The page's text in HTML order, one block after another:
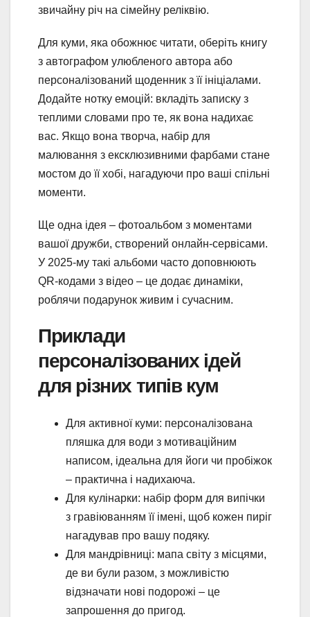
звичайну річ на сімейну реліквію.
Для куми, яка обожнює читати, оберіть книгу
з автографом улюбленого автора або
персоналізований щоденник з її ініціалами.
Додайте нотку емоцій: вкладіть записку з
теплими словами про те, як вона надихає
вас. Якщо вона творча, набір для
малювання з ексклюзивними фарбами стане
мостом до її хобі, нагадуючи про ваші спільні
моменти.
Ще одна ідея – фотоальбом з моментами
вашої дружби, створений онлайн-сервісами.
У 2025-му такі альбоми часто доповнюють
QR-кодами з відео – це додає динаміки,
роблячи подарунок живим і сучасним.
Приклади
персоналізованих ідей
для різних типів кум
Для активної куми: персоналізована
пляшка для води з мотиваційним
написом, ідеальна для йоги чи пробіжок
– практична і надихаюча.
Для кулінарки: набір форм для випічки
з гравіюванням її імені, щоб кожен пиріг
нагадував про вашу подяку.
Для мандрівниці: мапа світу з місцями,
де ви були разом, з можливістю
відзначати нові подорожі – це
запрошення до пригод.